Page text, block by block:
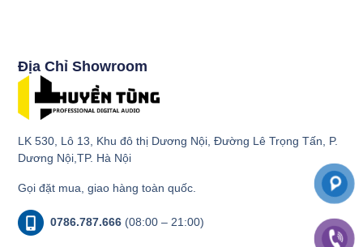
Địa Chỉ Showroom
LK 530, Lô 13, Khu đô thị Dương Nội, Đường Lê Trọng Tấn, P.
Dương Nội,TP. Hà Nội
Gọi đặt mua, giao hàng toàn quốc.
0786.787.666 (08:00 – 21:00)